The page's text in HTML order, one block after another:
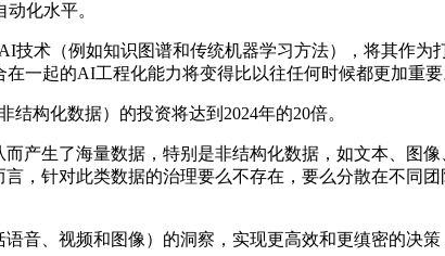
化水平。
术（例如知识图谱和传统机器学习方法），将其作为
一起的AI工程化能力将变得比以往任何时候都更加重
构化数据）的投资将达到2024年的20倍。
生了海量数据，特别是非结构化数据，如文本、图
，针对此类数据的治理要么不存在，要么分散在不同
、视频和图像）的洞察，实现更高效和更缜密的决策